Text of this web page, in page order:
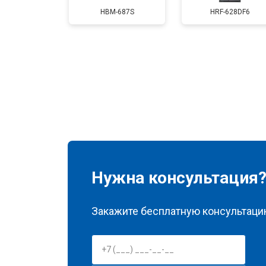
Замена мотор-компрессора
HBM-687S HRF-628DF6
Нужна консультация?
Закажите бесплатную